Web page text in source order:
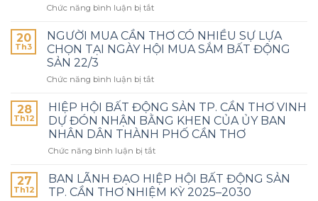
Chức năng bình luận bị tắt
20
Th3
NGƯỜI MUA CẦN THƠ CÓ NHIỀU SỰ LỰA
CHỌN TẠI NGÀY HỘI MUA SẮM BẤT ĐỘNG
SẢN 22/3
Chức năng bình luận bị tắt
28
Th12
HIỆP HỘI BẤT ĐỘNG SẢN TP. CẦN THƠ VINH
DỰ ĐÓN NHẬN BẰNG KHEN CỦA ỦY BAN
NHÂN DÂN THÀNH PHỐ CẦN THƠ
Chức năng bình luận bị tắt
27
Th12
BAN LÃNH ĐẠO HIỆP HỘI BẤT ĐỘNG SẢN
TP. CẦN THƠ NHIỆM KỲ 2025–2030